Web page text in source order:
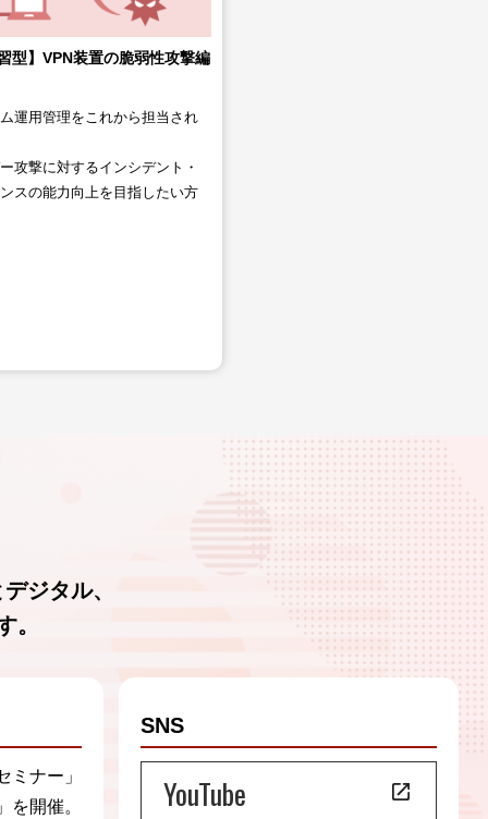
型】VPN装置の脆弱性攻撃編
運用管理をこれから担当され
攻撃に対するインシデント・
スの能力向上を目指したい方
ジタル、
。
ミナー」
を開催。
SNS
YouTube